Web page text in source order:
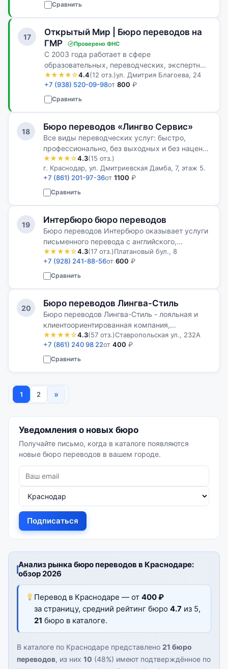
Сравнить
17
Открытый Мир | Бюро переводов на
ГМР
Проверено ФНС
С 2003 года работает в сфере
образовательных, переводческих, экспертных
и сертификационных услуг.
★★★★☆4.4(12 отз.)ул. Дмитрия Благоева, 24
+7 (938) 520-09-98от 800 ₽
Сравнить
18 Бюро переводов «Лингво Сервис»
Все виды переводческих услуг: быстро,
профессионально, без выходных и без наценок
за срочность
★★★★☆4.3(15 отз.)
г. Краснодар, ул. Дмитриевская Дамба, 7, этаж 5.
+7 (861) 201-97-36от 1100 ₽
Сравнить
19 Интербюро бюро переводов
Бюро переводов Интербюро оказывает услуги
письменного перевода с английского,
армянского, французского, румынского /
молдавского, узбекского и других языков на
русский язык и обратно.
★★★★☆4.3(17 отз.)Платановый бул., 8
+7 (928) 241-88-56от 600 ₽
Сравнить
20 Бюро переводов Лингва-Стиль
Бюро переводов Лингва-Стиль - лояльная и
клиентоориентированная компания,
стремящаяся к долгосрочному
сотрудничеству
★★★★☆4.3(57 отз.)Ставропольская ул., 232А
+7 (861) 240 98 22от 400 ₽
Сравнить
1 2 »
Уведомления о новых бюро
Получайте письмо, когда в каталоге появляются
новые бюро переводов в вашем городе.
Подписаться
Анализ рынка бюро переводов в Краснодаре:
обзор 2026
Перевод в Краснодаре — от400 ₽
за страницу, средний рейтинг бюро4.7 из 5,
21 бюро в каталоге.
В каталоге по Краснодаре представлено 21 бюро
переводов, из них 10 (48%) имеют подтверждённое по